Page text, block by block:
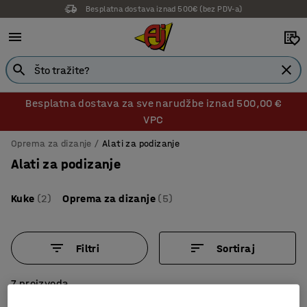
14 dana prava na povrat
Besplatna dostava za sve narudžbe iznad 500,00 €
VPC
Oprema za dizanje Alati za podizanje
Alati za podizanje
Kuke (2) Oprema za dizanje (5)
Filtri Sortiraj
7 proizvoda